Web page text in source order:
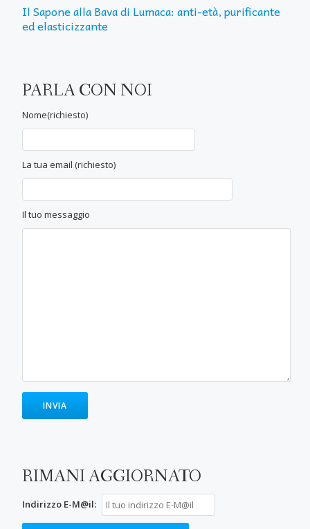
Il Sapone alla Bava di Lumaca: anti-età, purificante
ed elasticizzante
PARLA CON NOI
Nome(richiesto)
La tua email (richiesto)
Il tuo messaggio
RIMANI AGGIORNATO
Indirizzo E-M@il: